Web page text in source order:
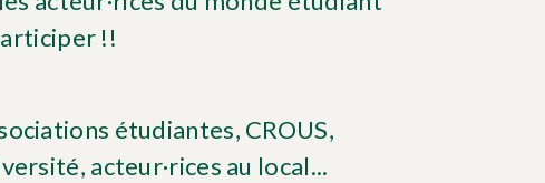
!!
étudiantes, CROUS,
acteur·rices au local...